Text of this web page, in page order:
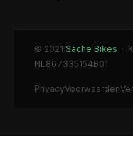
© 2021 Sache Bikes ·
NL867335154B01
PrivacyVoorwaarden